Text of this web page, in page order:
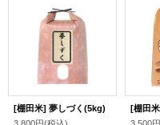
[棚田米] 夢しづく(5kg)